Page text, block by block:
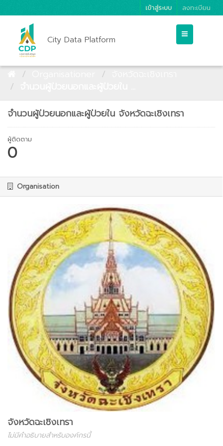
เข้าสู่ระบบ ลงทะเบียน
City Data Platform
จำนวนผู้ป่วยนอกและผู้ป่วยใน จังหวัดฉะเชิงเทรา
ผู้ติดตาม
0
Organisation
จังหวัดฉะเชิงเทรา
ไม่มีคำอธิบายสำหรับองค์กรนี้